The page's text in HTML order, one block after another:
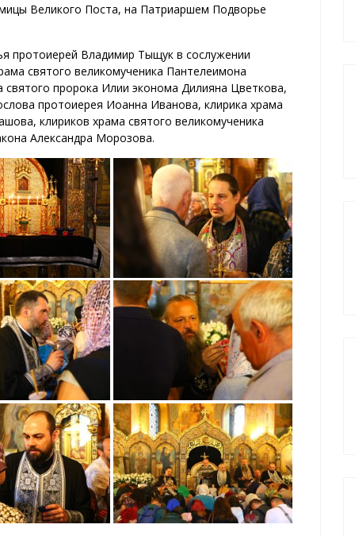
Великого Поста, на Патриаршем Подворье
протоиерей Владимир Тыщук в сослужении
святого великомученика Пантелеимона
пророка Илии эконома Дилияна Цветкова,
протоиерея Иоанна Иванова, клирика храма
клириков храма святого великомученика
Александра Морозова.